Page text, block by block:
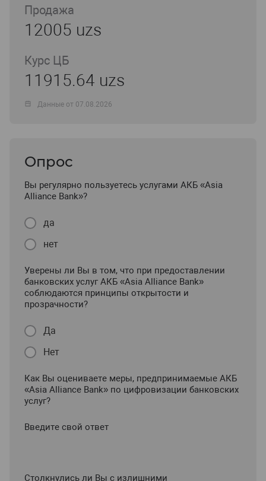
Продажа
12005 uzs
Курс ЦБ
11915.64 uzs
Данные от 07.08.2026
Опрос
Вы регулярно пользуетесь услугами АКБ «Asia
Alliance Bank»?
да
нет
Уверены ли Вы в том, что при предоставлении
банковских услуг АКБ «Asia Alliance Bank»
соблюдаются принципы открытости и
прозрачности?
Да
Нет
Как Вы оцениваете меры, предпринимаемые АКБ
«Asia Alliance Bank» по цифровизации банковских
услуг?
Введите свой ответ
Столкнулись ли Вы с излишними